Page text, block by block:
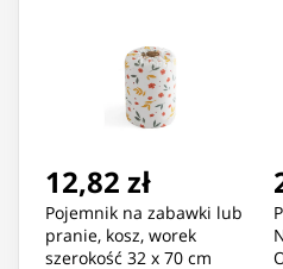
12,82 zł
Pojemnik na zabawki lub
pranie, kosz, worek
szerokość 32 x 70 cm